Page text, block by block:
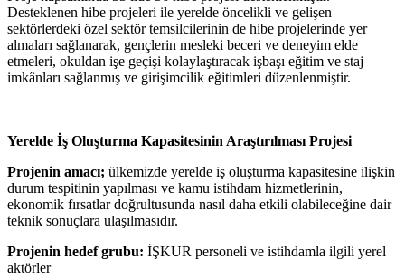
Desteklenen hibe projeleri ile yerelde öncelikli ve gelişen
sektörlerdeki özel sektör temsilcilerinin de hibe projelerinde yer
almaları sağlanarak, gençlerin mesleki beceri ve deneyim elde
etmeleri, okuldan işe geçişi kolaylaştıracak işbaşı eğitim ve staj
imkânları sağlanmış ve girişimcilik eğitimleri düzenlenmiştir.
Yerelde İş Oluşturma Kapasitesinin Araştırılması Projesi
Projenin amacı; ülkemizde yerelde iş oluşturma kapasitesine ilişkin
durum tespitinin yapılması ve kamu istihdam hizmetlerinin,
ekonomik fırsatlar doğrultusunda nasıl daha etkili olabileceğine dair
teknik sonuçlara ulaşılmasıdır.
Projenin hedef grubu: İŞKUR personeli ve istihdamla ilgili yerel
aktörler